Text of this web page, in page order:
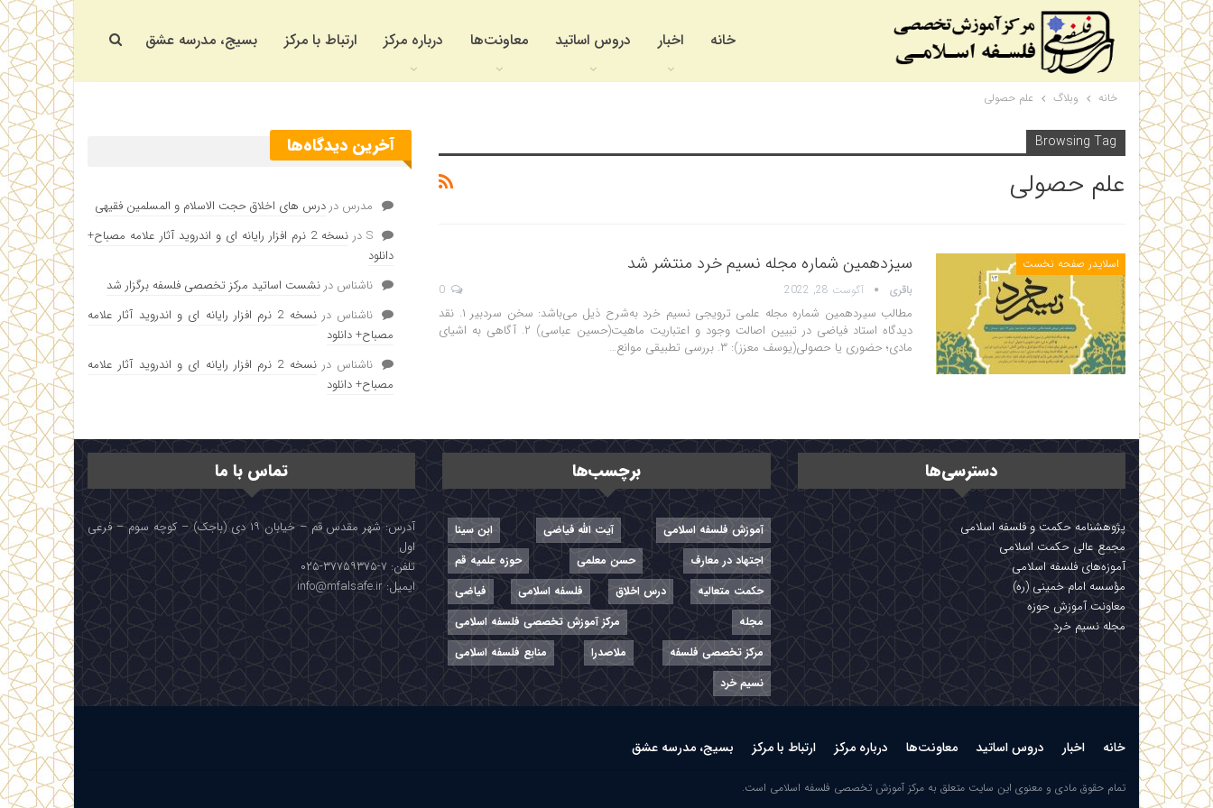
خانه اخبار دروس اساتید معاونت‌ها درباره مرکز ارتباط با مرکز بسیج، مدرسه عشق
خانه وبلاگ علم حصولی
Browsing Tag
علم حصولی
اسلایدر صفحه نخست سیزدهمین شماره مجله نسیم خرد منتشر شد
باقری آگوست 28, 2022
مطالب سیردهمین شماره مجله علمی ترویجی نسیم خرد به‌شرح ذیل می‌باشد: سخن سردبیر ۱. نقد
دیدگاه استاد فیاضی در تبیین اصالت وجود و اعتباریت ماهیت(حسین عباسی) ۲. آگاهی به اشیای
مادی؛ حضوری یا حصولی(یوسف معزز): ۳. بررسی تطبیقی موانع…
آخرین دیدگاه‌ها
مدرس در درس های اخلاق حجت الاسلام و المسلمین فقیهی
Sدر
نسخه 2 نرم افزار رایانه ای و اندروید آثار علامه مصباح+
دانلود
ناشناس در نشست اساتید مرکز تخصصی فلسفه برگزار شد
ناشناس در
نسخه 2 نرم افزار رایانه ای و اندروید آثار علامه
مصباح+ دانلود
ناشناس در
نسخه 2 نرم افزار رایانه ای و اندروید آثار علامه
مصباح+ دانلود
دسترسی‌ها
پژوهشنامه حکمت و فلسفه اسلامی
مجمع عالی حکمت اسلامی
آموزه‌های فلسفه اسلامی
مؤسسه امام خمینی (ره)
معاونت آموزش حوزه
مجله نسیم خرد
برچسب‌ها
آموزش فلسفه اسلامی آیت الله فیاضی
ابن سینا
اجتهاد در معارف
حسن معلمی
حوزه علمیه قم
حکمت متعالیه
درس اخلاق فلسفه اسلامی
فیاضی
مجله
مرکز آموزش تخصصی فلسفه اسلامی
مرکز تخصصی فلسفه
ملاصدرا
منابع فلسفه اسلامی
نسیم خرد
تماس با ما
آدرس: شهر مقدس قم – خیابان ۱۹ دی (باجک) – کوچه سوم – فرعی
اول
تلفن: ۷-۳۷۷۵۹۳۷۵-۰۲۵
ایمیل: info@mfalsafe.ir
خانه اخبار دروس اساتید معاونت‌ها درباره مرکز ارتباط با مرکز بسیج، مدرسه عشق
تمام حقوق مادی و معنوی این سایت متعلق به مرکز آموزش تخصصی فلسفه اسلامی است.